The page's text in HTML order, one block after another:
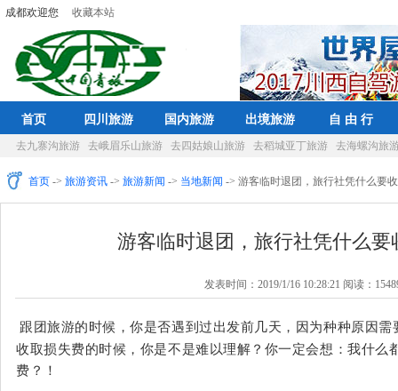
成都欢迎您 收藏本站
首页 四川旅游 国内旅游 出境旅游 自 由 行
去九寨沟旅游 去峨眉乐山旅游 去四姑娘山旅游 去稻城亚丁旅游 去海螺沟旅
首页 -> 旅游资讯 -> 旅游新闻 -> 当地新闻 -> 游客临时退团，旅行社凭什么要
游客临时退团，旅行社凭什么要
发表时间：2019/1/16 10:28:21 阅读：
跟团旅游的时候，你是否遇到过出发前几天，因为种种原因
收取损失费的时候，你是不是难以理解？你一定会想：我什么
费？！